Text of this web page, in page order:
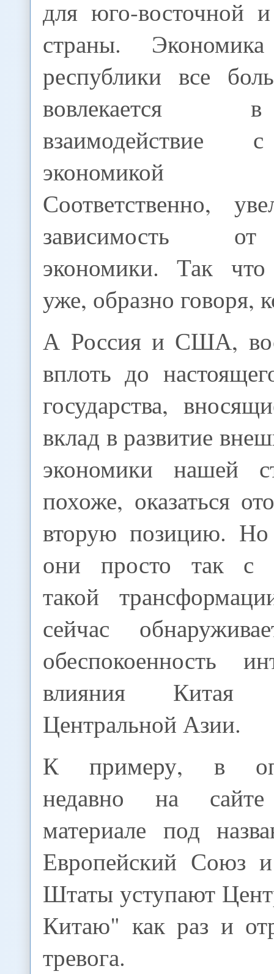
для юго-восточной
страны.
республики все
вовлекается
взаимодействие
экономикой
Соответственно,
зависимость
экономики. Так что
уже, образно говоря,
А Россия и США,
вплоть до
государства,
вклад в развитие
экономики нашей
похоже, оказаться
вторую позицию. Но
они просто так с
такой
сейчас
обеспокоенность
влияния
Центральной Азии.
К примеру, в
недавно на сайте
материале под
Европейский Союз
Штаты уступают
Китаю" как раз и
тревога.